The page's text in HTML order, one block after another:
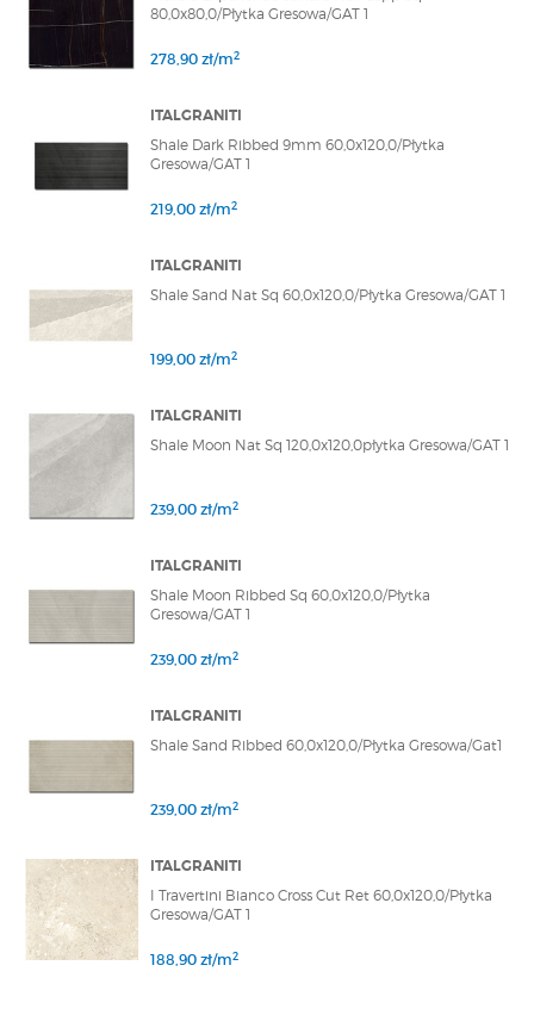
80,0x80,0/Płytka Gresowa/GAT 1
278,90 zł/m2
ITALGRANITI
Shale Dark Ribbed 9mm 60,0x120,0/Płytka
Gresowa/GAT 1
219,00 zł/m2
ITALGRANITI
Shale Sand Nat Sq 60,0x120,0/Płytka Gresowa/GAT 1
199,00 zł/m2
ITALGRANITI
Shale Moon Nat Sq 120,0x120,0płytka Gresowa/GAT 1
239,00 zł/m2
ITALGRANITI
Shale Moon Ribbed Sq 60,0x120,0/Płytka
Gresowa/GAT 1
239,00 zł/m2
ITALGRANITI
Shale Sand Ribbed 60,0x120,0/Płytka Gresowa/Gat1
239,00 zł/m2
ITALGRANITI
I Travertini Bianco Cross Cut Ret 60,0x120,0/Płytka
Gresowa/GAT 1
188,90 zł/m2